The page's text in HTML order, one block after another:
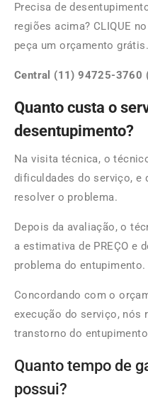
Precisa de
regiões acima? CLIQUE
peça um orçamento grátis.
Central (11) 94725-3760
Quanto custa o
desentupimento?
Na visita técnica, o
dificuldades do serviço, e
resolver o problema.
Depois da avaliação, o
a estimativa de PREÇO e
problema do entupimento.
Concordando com o
execução do serviço, nós
transtorno do
Quanto tempo de
possui?